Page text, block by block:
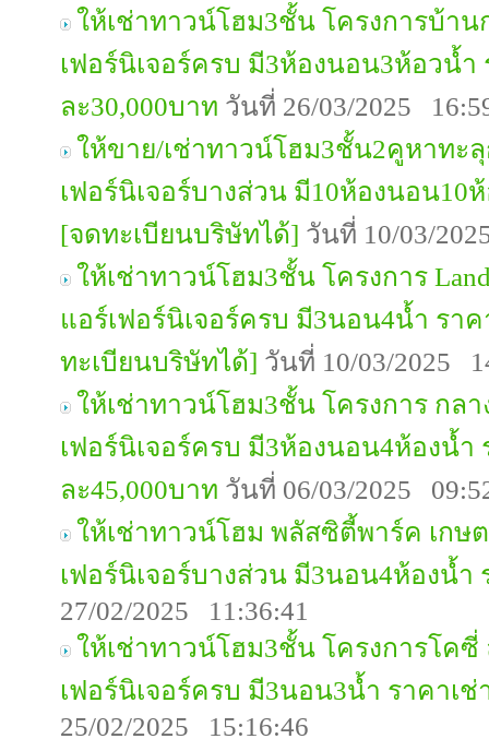
ให้เช่าทาวน์โฮม3ชั้น โครงการบ้าน
เฟอร์นิเจอร์ครบ มี3ห้องนอน3ห้อวน้ำ
ละ30,000บาท วันที่ 26/03/2025
ให้ขาย/เช่าทาวน์โฮม3ชั้น2คูหาทะ
เฟอร์นิเจอร์บางส่วน มี10ห้องนอน10
[จดทะเบียนบริษัทได้] วันที่ 10/03/
ให้เช่าทาวน์โฮม3ชั้น โครงการ
แอร์เฟอร์นิเจอร์ครบ มี3นอน4น้ำ รา
ทะเบียนบริษัทได้] วันที่ 10/03/2025
ให้เช่าทาวน์โฮม3ชั้น โครงการ กล
เฟอร์นิเจอร์ครบ มี3ห้องนอน4ห้องน้ำ
ละ45,000บาท วันที่ 06/03/2025
ให้เช่าทาวน์โฮม พลัสซิตี้พาร์ค เกษ
เฟอร์นิเจอร์บางส่วน มี3นอน4ห้องน้ำ
27/02/2025 11:36:41
ให้เช่าทาวน์โฮม3ชั้น โครงการโคซี่
เฟอร์นิเจอร์ครบ มี3นอน3น้ำ ราคาเช่
25/02/2025 15:16:46